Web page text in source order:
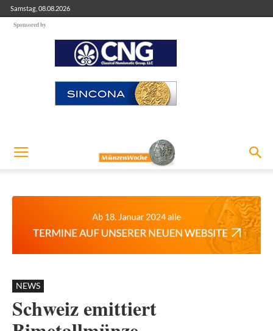
Samstag, 08.08.2026
Sponsored by
NEWS
Schweiz emittiert